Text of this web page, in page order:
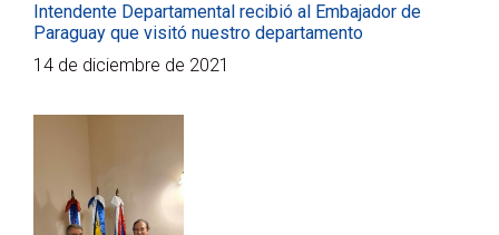
Intendente Departamental recibió al Embajador de
Paraguay que visitó nuestro departamento
14 de diciembre de 2021